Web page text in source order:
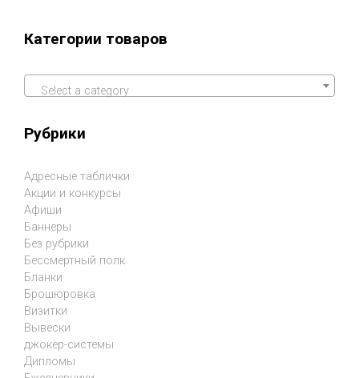
Категории товаров
Select a category
Рубрики
Адресные таблички
Акции и конкурсы
Афиши
Баннеры
Без рубрики
Бессмертный полк
Бланки
Брошюровка
Визитки
Вывески
джокер-системы
Дипломы